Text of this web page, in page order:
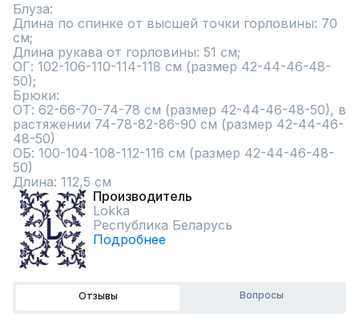
Блуза:
Длина по спинке от высшей точки горловины: 70
см;
Длина рукава от горловины: 51 см;
ОГ: 102-106-110-114-118 см (размер 42-44-46-48-
50);
Брюки:
ОТ: 62-66-70-74-78 см (размер 42-44-46-48-50), в
растяжении 74-78-82-86-90 см (размер 42-44-46-
48-50)
ОБ: 100-104-108-112-116 см (размер 42-44-46-48-
50)
Длина: 112,5 см
Производитель
Lokka
Республика Беларусь
Подробнее
Отзывы Вопросы